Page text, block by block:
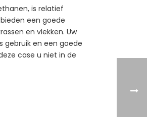
is relatief
een goede
en vlekken. Uw
gebruik en een goede
case u niet in de